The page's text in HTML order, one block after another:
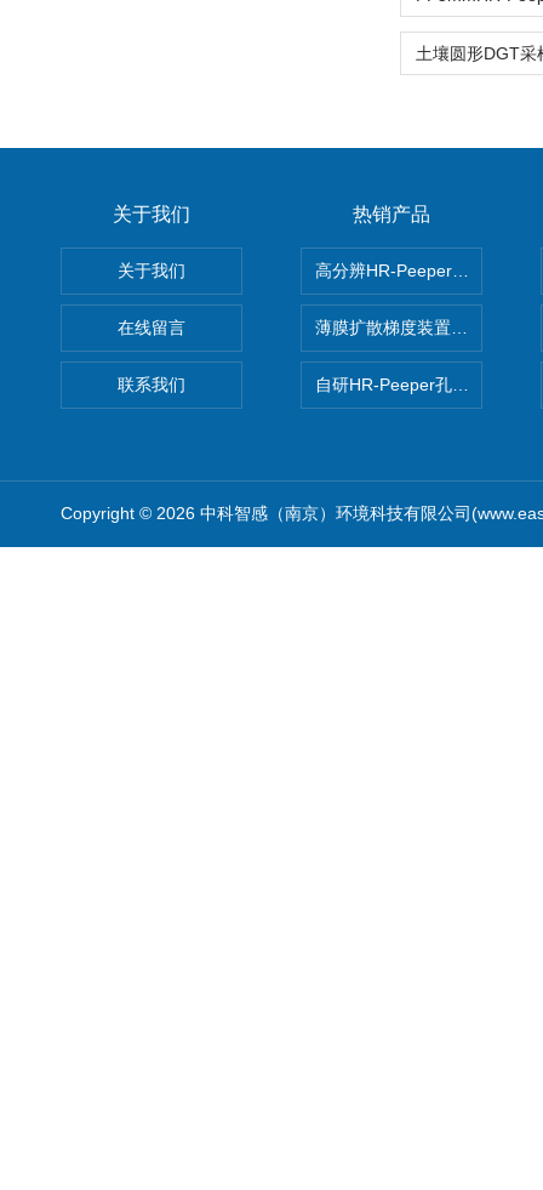
关于我们
关于我们
在线留言
联系我们
热销产品
高分辨HR-Peeper采样器孔隙
薄膜扩散梯度装置 Agl DGT
自研HR-Peeper孔隙水采样器
Copyright © 2026 中科智感（南京）环境科技有限公司